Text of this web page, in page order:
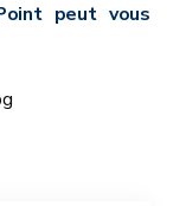
peut vous